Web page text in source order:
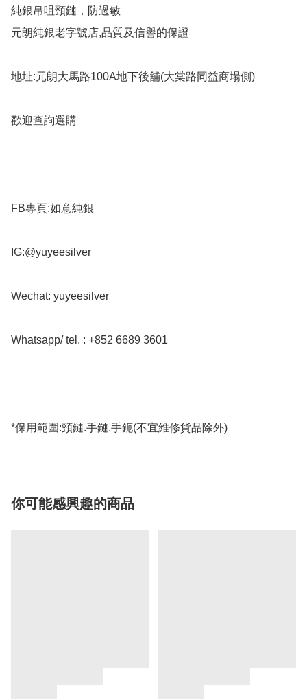
純銀吊咀頸鏈，防過敏
元朗純銀老字號店,品質及信譽的保證
地址:元朗大馬路100A地下後舖(大棠路同益商場側)
歡迎查詢選購
FB專頁:如意純銀
IG:@yuyeesilver
Wechat: yuyeesilver
Whatsapp/ tel. : +852 6689 3601
*保用範圍:頸鏈.手鏈.手鈪(不宜維修貨品除外)
你可能感興趣的商品